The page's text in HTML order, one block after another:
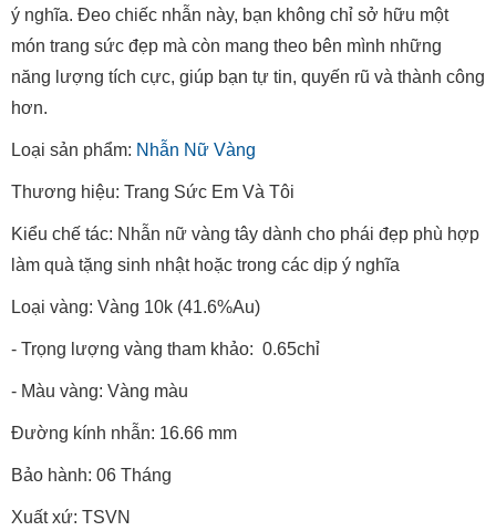
ý nghĩa. Đeo chiếc nhẫn này, bạn không chỉ sở hữu một
món trang sức đẹp mà còn mang theo bên mình những
năng lượng tích cực, giúp bạn tự tin, quyến rũ và thành công
hơn.
Loại sản phẩm: Nhẫn Nữ Vàng
Thương hiệu: Trang Sức Em Và Tôi
Kiểu chế tác: Nhẫn nữ vàng tây dành cho phái đẹp phù hợp
làm quà tặng sinh nhật hoặc trong các dịp ý nghĩa
Loại vàng: Vàng 10k (41.6%Au)
- Trọng lượng vàng tham khảo: 0.65chỉ
- Màu vàng: Vàng màu
Đường kính nhẫn: 16.66 mm
Bảo hành: 06 Tháng
Xuất xứ: TSVN